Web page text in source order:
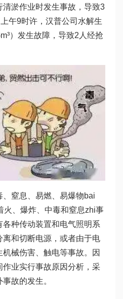
淤作业时发生事故，导致3
午9时许，汉普公司水解生
）发生故障，导致2人经抢
窒息、易燃、易爆物bai
火、爆炸、中毒和窒息zhi事
种传动装置和电气照明系
和切断电源，或者由于电
械伤害、触电等事故。因
业实行事故原因分析，采
故的发生。